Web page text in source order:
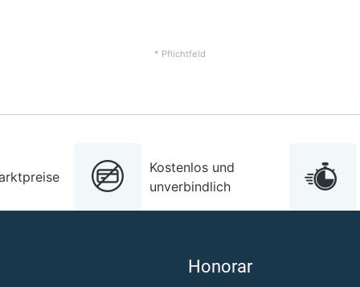
* Pflichtfeld
Kostenlos und
unverbindlich
Honorar